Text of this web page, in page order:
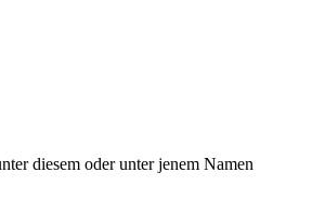
diesem oder unter jenem Namen